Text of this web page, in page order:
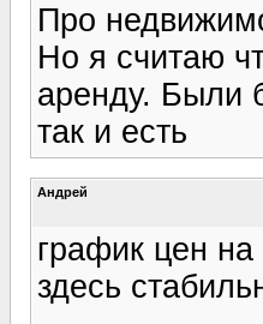
Про
Но я считаю
аренду. Были
так и есть
Андрей
график цен на
здесь